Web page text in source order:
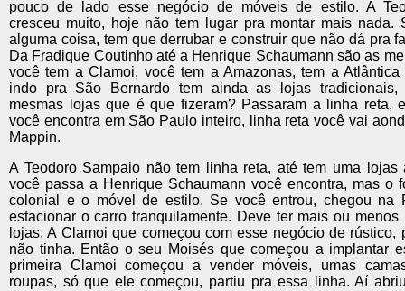
pouco de lado esse negócio de móveis de estilo. A
cresceu muito, hoje não tem lugar pra montar mais nada.
alguma coisa, tem que derrubar e construir que não dá pra
Da Fradique Coutinho até a Henrique Schaumann são as
você tem a Clamoi, você tem a Amazonas, tem a
indo pra São Bernardo tem ainda as lojas
mesmas lojas que é que fizeram? Passaram a linha reta,
você encontra em São Paulo inteiro, linha reta você vai
Mappin.
A Teodoro Sampaio não tem linha reta, até tem uma lojas
você passa a Henrique Schaumann você encontra, mas o
colonial e o móvel de estilo. Se você entrou, chegou na
estacionar o carro tranquilamente. Deve ter mais ou menos
lojas. A Clamoi que começou com esse negócio de rústico,
não tinha. Então o seu Moisés que começou a implantar
primeira Clamoi começou a vender móveis, umas
roupas, só que ele começou, partiu pra essa linha. Aí